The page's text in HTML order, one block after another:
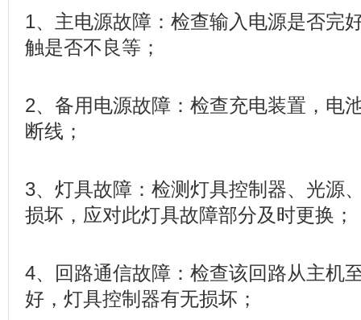
1、主电源故障：检查输入电源是否完
触是否不良等；
2、备用电源故障：检查充电装置，电
断线；
3、灯具故障：检测灯具控制器、光源
损坏，应对此灯具故障部分及时更换；
4、回路通信故障：检查该回路从主机
好，灯具控制器有无损坏；